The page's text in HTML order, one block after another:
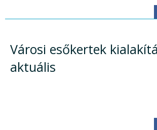
Városi esőkertek
aktuális